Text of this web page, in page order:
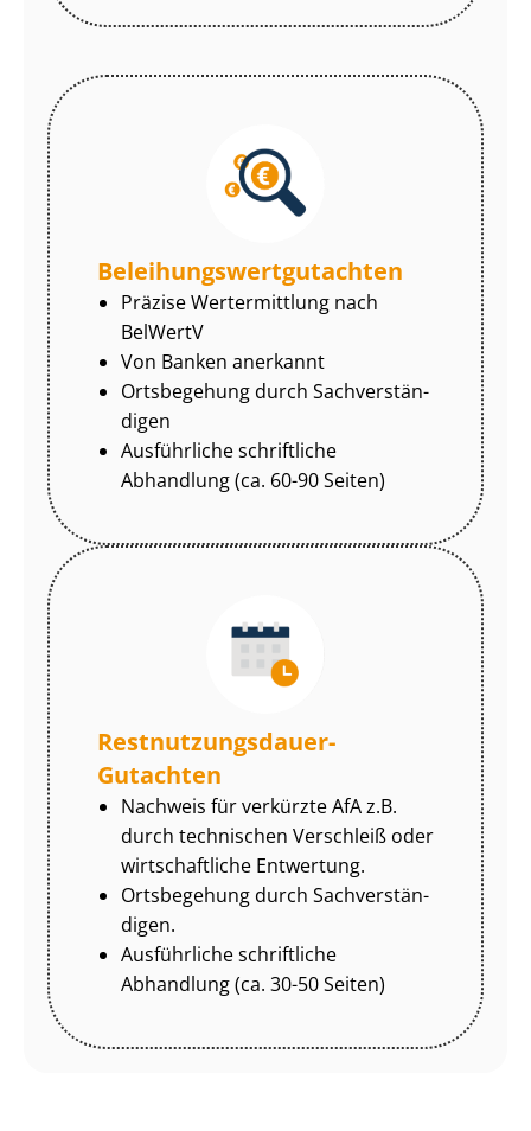
Be­lei­hungs­wert­gut­ach­ten
Präzise Wertermittlung nach
BelWertV
Von Banken anerkannt
Ortsbegehung durch Sach­ver­stän­
di­gen
Ausführliche schriftliche
Abhandlung (ca. 60-90 Seiten)
Rest­nut­zungs­dau­er-
Gutachten
Nachweis für verkürzte AfA z.B.
durch technischen Verschleiß oder
wirtschaftliche Entwertung.
Ortsbegehung durch Sach­ver­stän­
di­gen.
Ausführliche schriftliche
Abhandlung (ca. 30-50 Seiten)